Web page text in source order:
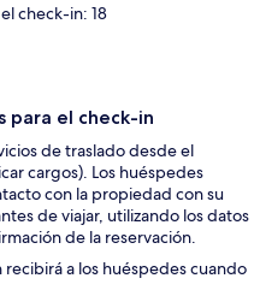
check-in: 18
para el check-in
de traslado desde el
cargos). Los huéspedes
con la propiedad con su
de viajar, utilizando los datos
de la reservación.
a los huéspedes cuando